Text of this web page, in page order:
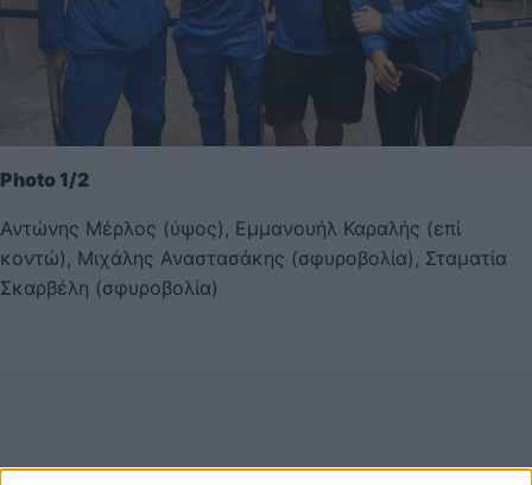
Photo 1/2
Αντώνης Μέρλος (ύψος), Εμμανουήλ Καραλής (επί
κοντώ), Μιχάλης Αναστασάκης (σφυροβολία), Σταματία
Σκαρβέλη (σφυροβολία)